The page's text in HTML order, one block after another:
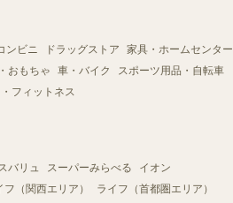
ンビニ ドラッグストア
家具・ホームセンター
おもちゃ 車・バイク
スポーツ用品・自転車
フィットネス
バリュ スーパーみらべる
イオン
フ（関西エリア）
ライフ（首都圏エリア）